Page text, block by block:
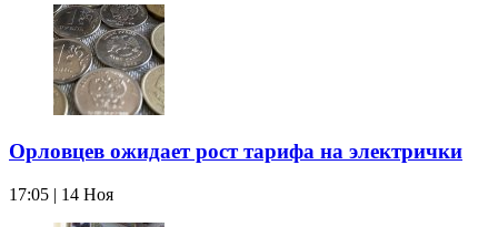
Орловцев ожидает рост тарифа на электрички
17:05 | 14 Ноя